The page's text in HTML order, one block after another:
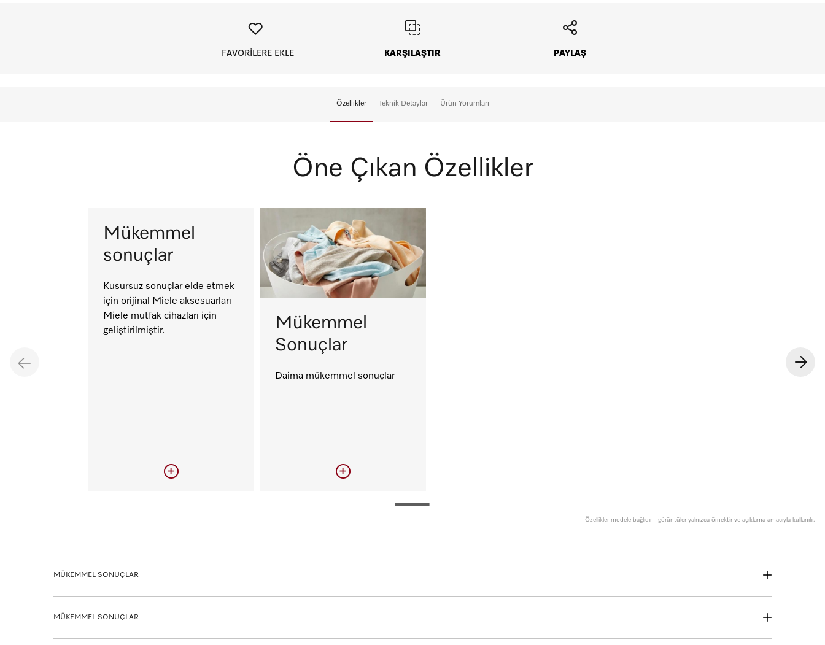
Vade Tanımı
Peşin
FAVORİLERE EKLE KARŞILAŞTIR PAYLAŞ
Özellikler Teknik Detaylar Ürün Yorumları
Öne Çıkan Özellikler
Mükemmel
sonuçlar
Kusursuz sonuçlar elde etmek
için orijinal Miele aksesuarları
Miele mutfak cihazları için
geliştirilmiştir.
için kusursuz sonuçlar elde
edebilirsiniz.
Mükemmel
Sonuçlar
Daima mükemmel sonuçlar
yıkamanın kolay yolu.
Özellikler modele bağlıdır - görüntüler yalnızca örnektir ve açıklama amacıyla kullanılır.
MÜKEMMEL SONUÇLAR
MÜKEMMEL SONUÇLAR